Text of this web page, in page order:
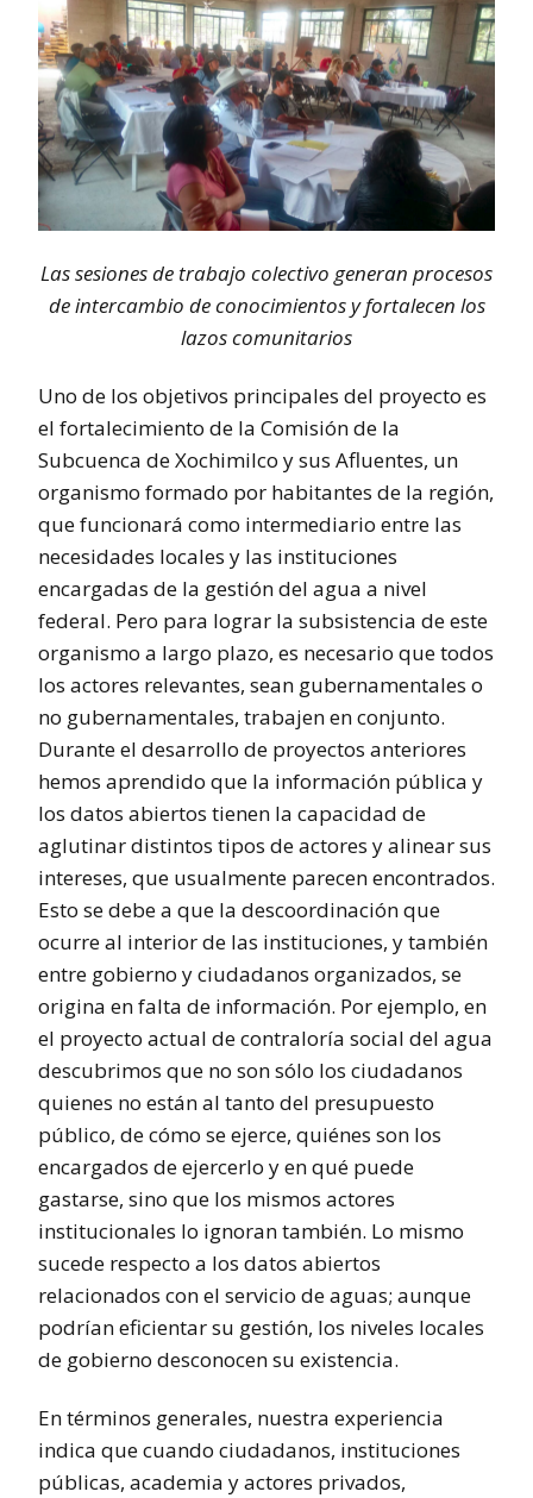
Las sesiones de trabajo colectivo generan procesos
de intercambio de conocimientos y fortalecen los
lazos comunitarios
Uno de los objetivos principales del proyecto es
el fortalecimiento de la Comisión de la
Subcuenca de Xochimilco y sus Afluentes, un
organismo formado por habitantes de la región,
que funcionará como intermediario entre las
necesidades locales y las instituciones
encargadas de la gestión del agua a nivel
federal. Pero para lograr la subsistencia de este
organismo a largo plazo, es necesario que todos
los actores relevantes, sean gubernamentales o
no gubernamentales, trabajen en conjunto.
Durante el desarrollo de proyectos anteriores
hemos aprendido que la información pública y
los datos abiertos tienen la capacidad de
aglutinar distintos tipos de actores y alinear sus
intereses, que usualmente parecen encontrados.
Esto se debe a que la descoordinación que
ocurre al interior de las instituciones, y también
entre gobierno y ciudadanos organizados, se
origina en falta de información. Por ejemplo, en
el proyecto actual de contraloría social del agua
descubrimos que no son sólo los ciudadanos
quienes no están al tanto del presupuesto
público, de cómo se ejerce, quiénes son los
encargados de ejercerlo y en qué puede
gastarse, sino que los mismos actores
institucionales lo ignoran también. Lo mismo
sucede respecto a los datos abiertos
relacionados con el servicio de aguas; aunque
podrían eficientar su gestión, los niveles locales
de gobierno desconocen su existencia.
En términos generales, nuestra experiencia
indica que cuando ciudadanos, instituciones
públicas, academia y actores privados,